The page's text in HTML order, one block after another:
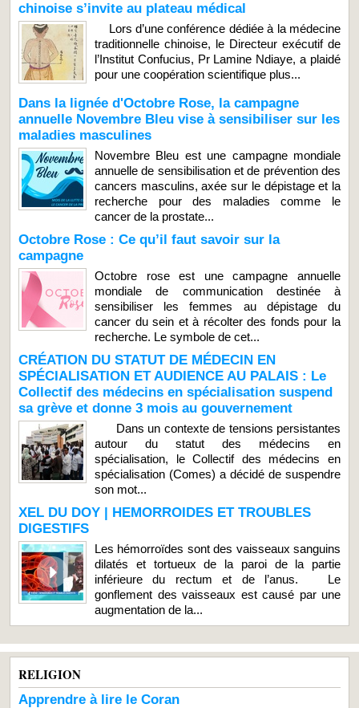
chinoise s’invite au plateau médical
Lors d’une conférence dédiée à la médecine
traditionnelle chinoise, le Directeur exécutif de
l’Institut Confucius, Pr Lamine Ndiaye, a plaidé
pour une coopération scientifique plus...
Dans la lignée d'Octobre Rose, la campagne
annuelle Novembre Bleu vise à sensibiliser sur les
maladies masculines
Novembre Bleu est une campagne mondiale
annuelle de sensibilisation et de prévention des
cancers masculins, axée sur le dépistage et la
recherche pour des maladies comme le
cancer de la prostate...
Octobre Rose : Ce qu’il faut savoir sur la
campagne
Octobre rose est une campagne annuelle
mondiale de communication destinée à
sensibiliser les femmes au dépistage du
cancer du sein et à récolter des fonds pour la
recherche. Le symbole de cet...
CRÉATION DU STATUT DE MÉDECIN EN
SPÉCIALISATION ET AUDIENCE AU PALAIS : Le
Collectif des médecins en spécialisation suspend
sa grève et donne 3 mois au gouvernement
Dans un contexte de tensions persistantes
autour du statut des médecins en
spécialisation, le Collectif des médecins en
spécialisation (Comes) a décidé de suspendre
son mot...
XEL DU DOY | HEMORROIDES ET TROUBLES
DIGESTIFS
Les hémorroïdes sont des vaisseaux sanguins
dilatés et tortueux de la paroi de la partie
inférieure du rectum et de l’anus. Le
gonflement des vaisseaux est causé par une
augmentation de la...
RELIGION
Apprendre à lire le Coran